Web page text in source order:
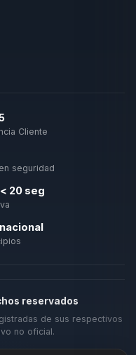
Cliente
seguridad
20 seg
reservados
de sus respectivos
no oficial.